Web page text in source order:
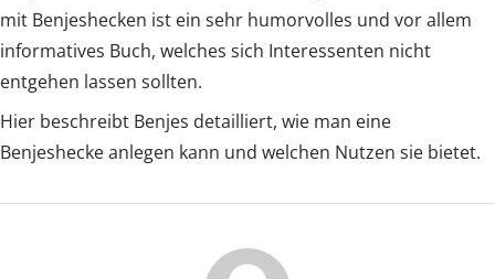
mit Benjeshecken ist ein sehr humorvolles und vor allem
informatives Buch, welches sich Interessenten nicht
entgehen lassen sollten.
Hier beschreibt Benjes detailliert, wie man eine
Benjeshecke anlegen kann und welchen Nutzen sie bietet.